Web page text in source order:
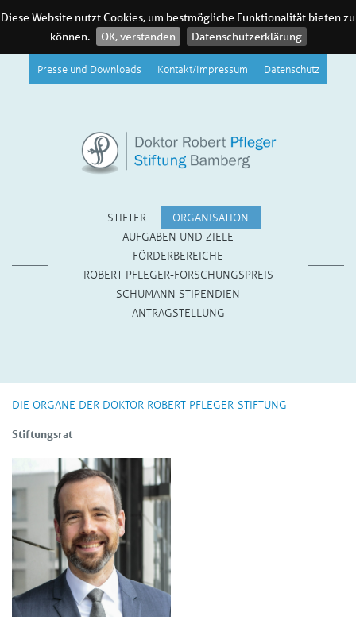
Diese Website nutzt Cookies, um bestmögliche Funktionalität bieten zu
können.
OK, verstanden Datenschutzerklärung
Presse und Downloads Kontakt/Impressum Datenschutz
STIFTER
ORGANISATION
AUFGABEN UND ZIELE
FÖRDERBEREICHE
ROBERT PFLEGER-FORSCHUNGSPREIS
SCHUMANN STIPENDIEN
ANTRAGSTELLUNG
DIE ORGANE DER DOKTOR ROBERT PFLEGER-STIFTUNG
Stiftungsrat